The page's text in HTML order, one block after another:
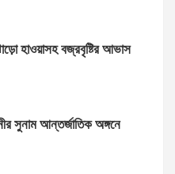
হাওয়াসহ বজ্রবৃষ্টির আভাস
সুনাম আন্তর্জাতিক অঙ্গনে